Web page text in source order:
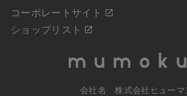
コーポレートサイト
ショップリスト
会社名 株式会社ヒューマ